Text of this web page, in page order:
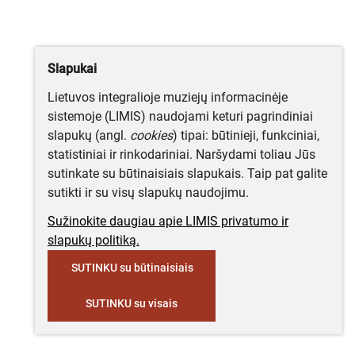
Slapukai
Lietuvos integralioje muziejų informacinėje
sistemoje (LIMIS) naudojami keturi pagrindiniai
slapukų (angl. cookies) tipai: būtinieji, funkciniai,
statistiniai ir rinkodariniai. Naršydami toliau Jūs
sutinkate su būtinaisiais slapukais. Taip pat galite
sutikti ir su visų slapukų naudojimu.
Sužinokite daugiau apie LIMIS privatumo ir
slapukų politiką.
SUTINKU su būtinaisiais
SUTINKU su visais